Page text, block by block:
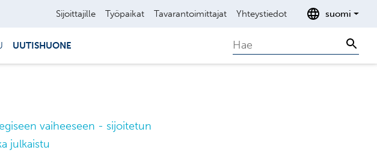
Sijoittajille Työpaikat Tavarantoimittajat Yhteystiedot suomi
UUTISHUONE Search
vaiheeseen - sijoitetun
julkaistu